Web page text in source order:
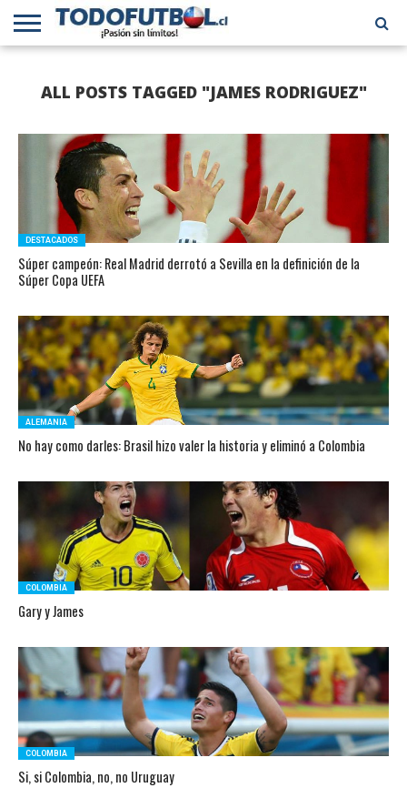
BCHILENA
EN EL
MUNDO
INTERNACIONAL
ALL POSTS TAGGED "JAMES RODRIGUEZ"
DESTACADOS
Súper campeón: Real Madrid derrotó a Sevilla en la definición de la
Súper Copa UEFA
ALEMANIA
No hay como darles: Brasil hizo valer la historia y eliminó a Colombia
COLOMBIA
Gary y James
COLOMBIA
Si, si Colombia, no, no Uruguay